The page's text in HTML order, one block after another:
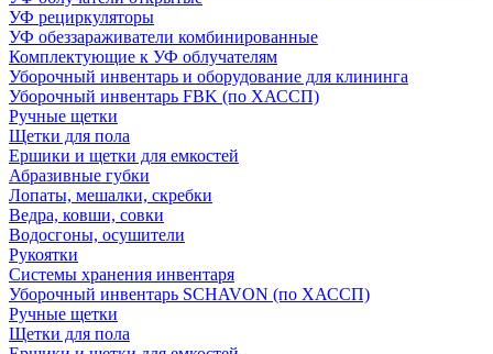
УФ рециркуляторы
УФ обеззараживатели комбинированные
Комплектующие к УФ облучателям
Уборочный инвентарь и оборудование для клининга
Уборочный инвентарь FBK (по ХАССП)
Ручные щетки
Щетки для пола
Ершики и щетки для емкостей
Абразивные губки
Лопаты, мешалки, скребки
Ведра, ковши, совки
Водосгоны, осушители
Рукоятки
Системы хранения инвентаря
Уборочный инвентарь SCHAVON (по ХАССП)
Ручные щетки
Щетки для пола